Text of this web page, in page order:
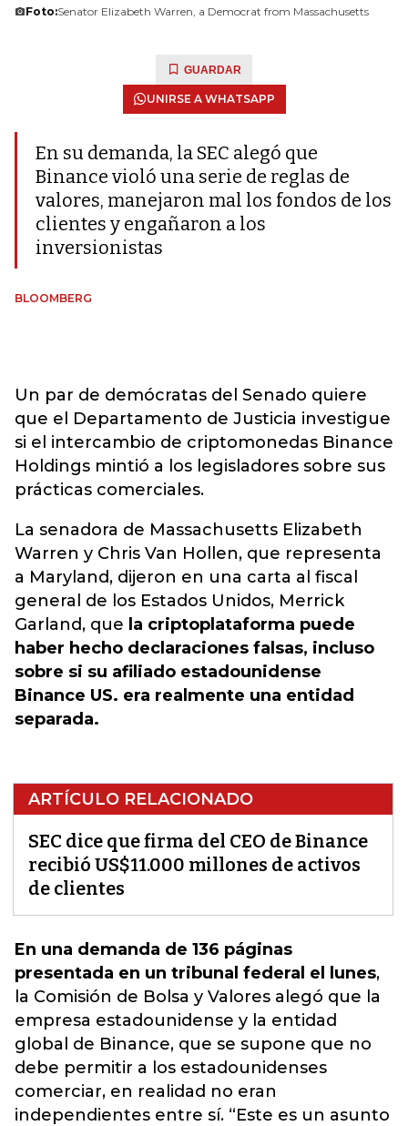
Foto:Senator Elizabeth Warren, a Democrat from Massachusetts
GUARDAR
UNIRSE A WHATSAPP
En su demanda, la SEC alegó que
Binance violó una serie de reglas de
valores, manejaron mal los fondos de los
clientes y engañaron a los
inversionistas
BLOOMBERG
Un par de demócratas del Senado quiere
que el Departamento de Justicia investigue
si el intercambio de criptomonedas Binance
Holdings mintió a los legisladores sobre sus
prácticas comerciales.
La senadora de Massachusetts Elizabeth
Warren y Chris Van Hollen, que representa
a Maryland, dijeron en una carta al fiscal
general de los Estados Unidos, Merrick
Garland, que la criptoplataforma puede
haber hecho declaraciones falsas, incluso
sobre si su afiliado estadounidense
Binance US. era realmente una entidad
separada.
ARTÍCULO RELACIONADO
SEC dice que firma del CEO de Binance
recibió US$11.000 millones de activos
de clientes
En una demanda de 136 páginas
presentada en un tribunal federal el lunes,
la Comisión de Bolsa y Valores alegó que la
empresa estadounidense y la entidad
global de Binance, que se supone que no
debe permitir a los estadounidenses
comerciar, en realidad no eran
independientes entre sí. “Este es un asunto